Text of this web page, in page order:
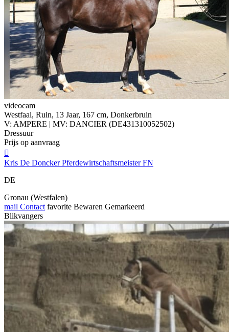
videocam
Westfaal, Ruin, 13 Jaar, 167 cm, Donkerbruin
V: AMPERE | MV: DANCIER (DE431310052502)
Dressuur
Prijs op aanvraag

Kris De Doncker Pferdewirtschaftsmeister FN
DE
Gronau (Westfalen)
mail Contact favorite Bewaren Gemarkeerd
Blikvangers